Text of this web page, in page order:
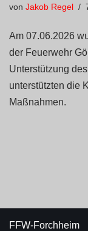
von Jakob Regel
Am 07.06.2026
der Feuerwehr
Unterstützung
unterstützten die
Maßnahmen.
FFW-Forchheim